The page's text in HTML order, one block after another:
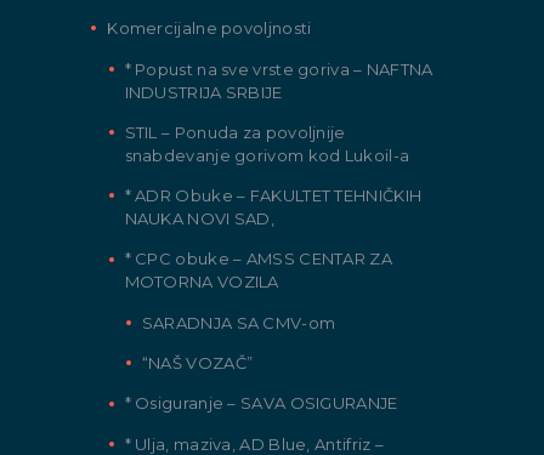
Komercijalne povoljnosti
* Popust na sve vrste goriva – NAFTNA
INDUSTRIJA SRBIJE
STIL – Ponuda za povoljnije
snabdevanje gorivom kod Lukoil-a
* ADR Obuke – FAKULTET TEHNIČKIH
NAUKA NOVI SAD,
* CPC obuke – AMSS CENTAR ZA
MOTORNA VOZILA
SARADNJA SA CMV-om
“NAŠ VOZAČ”
* Osiguranje – SAVA OSIGURANJE
* Ulja, maziva, AD Blue, Antifriz –